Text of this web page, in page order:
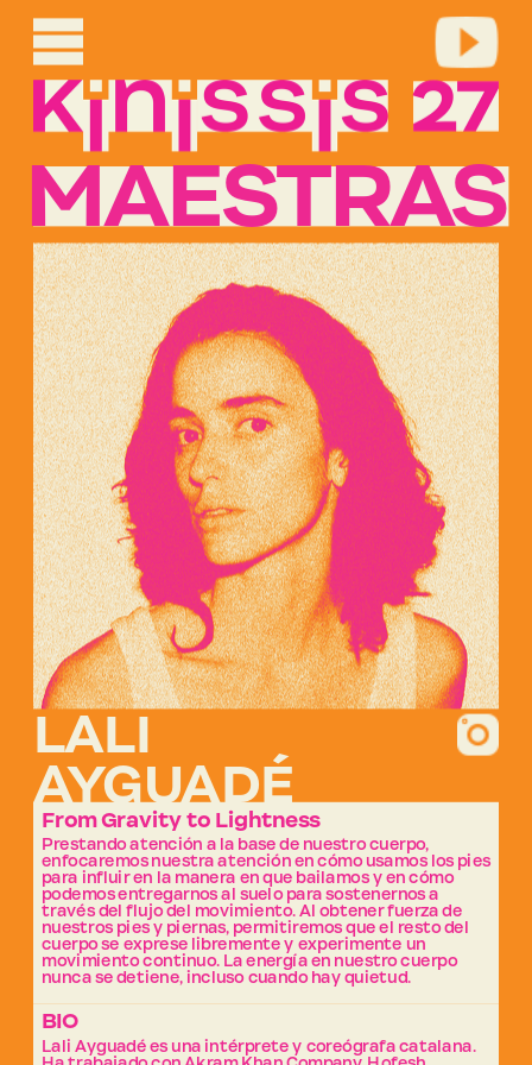
MAESTRAS
LALI
AYGUADÉ
From Gravity to Lightness
Prestando atención a la base de nuestro cuerpo,
enfocaremos nuestra atención en cómo usamos los pies
para influir en la manera en que bailamos y en cómo
podemos entregarnos al suelo para sostenernos a
través del flujo del movimiento. Al obtener fuerza de
nuestros pies y piernas, permitiremos que el resto del
cuerpo se exprese libremente y experimente un
movimiento continuo. La energía en nuestro cuerpo
nunca se detiene, incluso cuando hay quietud.
BIO
Lali Ayguadé es una intérprete y coreógrafa catalana.